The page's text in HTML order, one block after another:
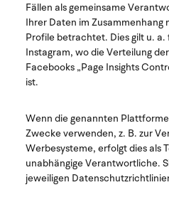
Fällen als gemeinsame
Ihrer Daten im Zusammenhang
Profile betrachtet. Dies gilt u.
Instagram, wo die Verteilung
Facebooks „Page Insights
ist.
Wenn die genannten
Zwecke verwenden, z. B. zur
Werbesysteme, erfolgt dies als
unabhängige Verantwortliche.
jeweiligen